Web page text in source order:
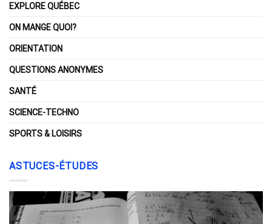
EXPLORE QUÉBEC
ON MANGE QUOI?
ORIENTATION
QUESTIONS ANONYMES
SANTÉ
SCIENCE-TECHNO
SPORTS & LOISIRS
ASTUCES-ÉTUDES